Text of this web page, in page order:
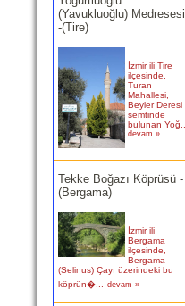
-(Tire)
ilçesinde,
Turan
Mahallesi,
Beyler Deresi
semtinde
bulunan Yoğ...
devam »
(Bergama)
Bergama
ilçesinde,
Bergama
(Selinus) Çayı üzerindeki bu
köprün�... devam »